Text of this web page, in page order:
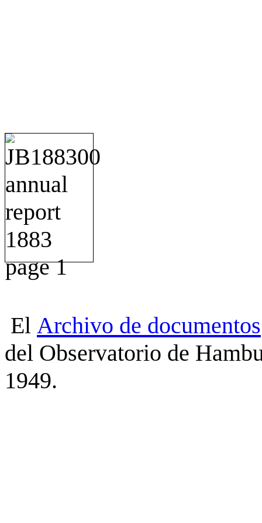
El Archivo de documentos
del Observatorio de
1949.